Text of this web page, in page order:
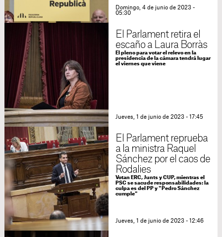
Domingo, 4 de junio de 2023 -
05:30
El Parlament retira el
escaño a Laura Borràs
El pleno para votar el relevo en la
presidencia de la cámara tendrá lugar
el viernes que viene
Jueves, 1 de junio de 2023 - 17:45
El Parlament reprueba
a la ministra Raquel
Sánchez por el caos de
Rodalies
Votan ERC, Junts y CUP, mientras el
PSC se sacude responsabilidades: la
culpa es del PP y "Pedro Sánchez
cumple"
Jueves, 1 de junio de 2023 - 12:46